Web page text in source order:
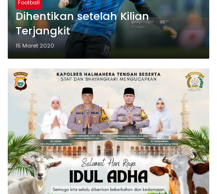
Football
Dihentikan setelah Kilian
Terjangkit
15 Maret 2020